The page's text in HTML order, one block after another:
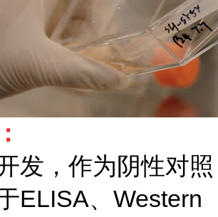
发，作为阴性对照
ELISA、Western